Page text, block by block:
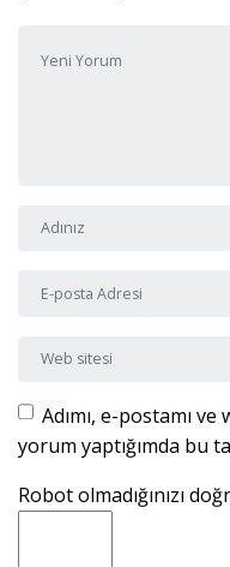
Adı ve Soyadı
E-posta Adresi
Web sitesi
Adımı, e-postamı
yorum yaptığımda bu
Robot olmadığınızı